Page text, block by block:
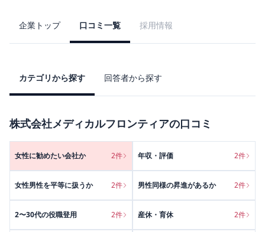
企業トップ 口コミ一覧 採用情報
カテゴリから探す 回答者から探す
株式会社メディカルフロンティアの口コミ
女性に勧めたい会社か 2件 年収・評価 2件
女性男性を平等に扱うか 2件 男性同様の昇進があるか 2件
2〜30代の役職登用 2件 産休・育休 2件